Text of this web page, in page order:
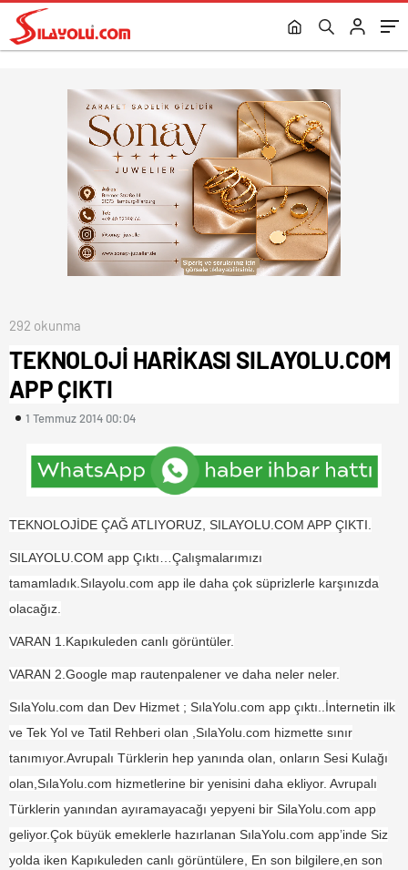
292 okunma
TEKNOLOJİ HARİKASI SILAYOLU.COM
APP ÇIKTI
1 Temmuz 2014 00:04
TEKNOLOJİDE ÇAĞ ATLIYORUZ, SILAYOLU.COM APP ÇIKTI.
SILAYOLU.COM app Çıktı…Çalışmalarımızı
tamamladık.Sılayolu.com app ile daha çok süprizlerle karşınızda
olacağız.
VARAN 1.Kapıkuleden canlı görüntüler.
VARAN 2.Google map rautenpalener ve daha neler neler.
SılaYolu.com dan Dev Hizmet ; SılaYolu.com app çıktı..İnternetin ilk
ve Tek Yol ve Tatil Rehberi olan ,SılaYolu.com hizmette sınır
tanımıyor.Avrupalı Türklerin hep yanında olan, onların Sesi Kulağı
olan,SılaYolu.com hizmetlerine bir yenisini daha ekliyor. Avrupalı
Türklerin yanından ayıramayacağı yepyeni bir SilaYolu.com app
geliyor.Çok büyük emeklerle hazırlanan SılaYolu.com app’inde Siz
yolda iken Kapıkuleden canlı görüntülere, En son bilgilere,en son